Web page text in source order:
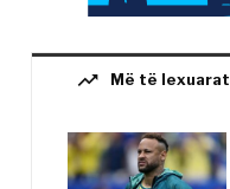
trending_up Më të lexuarat